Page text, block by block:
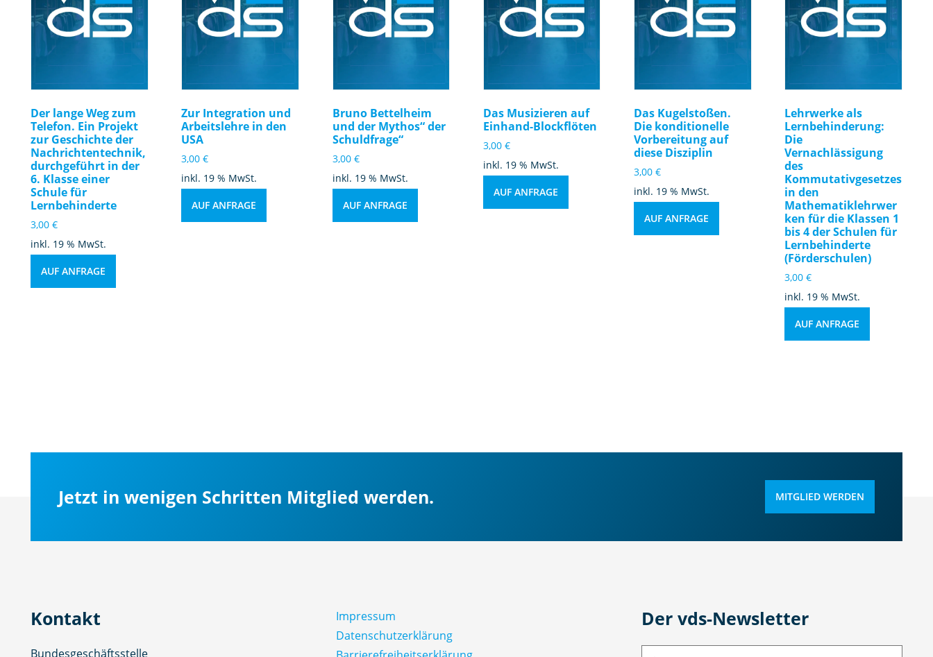
Der lange Weg zum
Telefon. Ein Projekt
zur Geschichte der
Nachrichtentechnik,
durchgeführt in der
6. Klasse einer
Schule für
Lernbehinderte
3,00 €
inkl. 19 % MwSt.
AUF ANFRAGE
Zur Integration und
Arbeitslehre in den
USA
3,00€
inkl. 19 % MwSt.
AUF ANFRAGE
Bruno Bettelheim
und der Mythos“ der
Schuldfrage“
3,00 €
inkl. 19 % MwSt.
AUF ANFRAGE
Das Musizieren auf
Einhand-Blockflöten
3,00 €
inkl. 19 % MwSt.
AUF ANFRAGE
Das Kugelstoßen.
Die konditionelle
Vorbereitung auf
diese Disziplin
3,00€
inkl. 19 % MwSt.
AUF ANFRAGE
Lehrwerke als
Lernbehinderung:
Die
Vernachlässigung
des
Kommutativgesetzes
in den
Mathematiklehrwer
ken für die Klassen 1
bis 4 der Schulen für
Lernbehinderte
(Förderschulen)
3,00€
inkl. 19 % MwSt.
AUF ANFRAGE
Jetzt in wenigen Schritten Mitglied werden. MITGLIED WERDEN
Kontakt
Bundesgeschäftsstelle
Impressum
Datenschutz­erklärung
Der vds-Newsletter
N